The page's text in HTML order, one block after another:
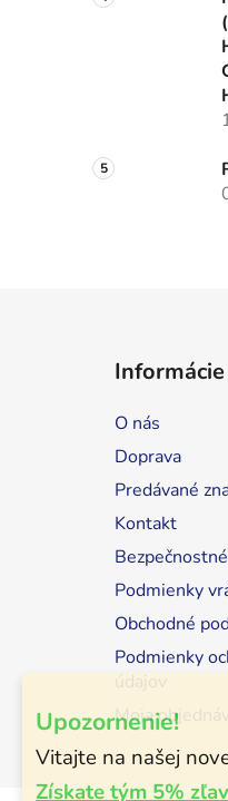
Upozornenie!
Vitajte na našej
Získate tým 5%
O nás
Doprava
Predávané
Kontakt
Podmienky
Obchodné
Podmienky
Moja